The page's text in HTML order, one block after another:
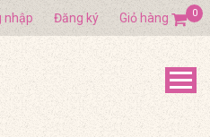
nhập Đăng ký Giỏ hàng 0